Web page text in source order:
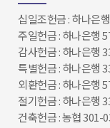
십일조헌금 : 하나은
주일헌금 : 하나은행
감사헌금 : 하나은행
특별헌금 : 하나은행
외환헌금 : 하나은행
절기헌금 : 하나은행
건축헌금 : 농협 301-